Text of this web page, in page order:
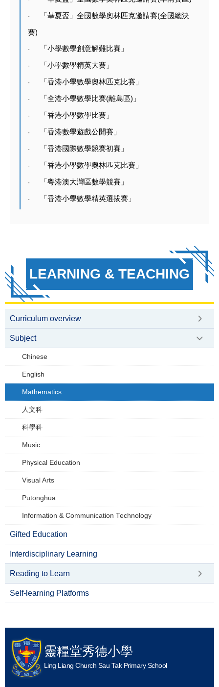
· 「華夏盃」全國數學奧林匹克邀請賽(全國總決
賽)
· 「小學數學創意解難比賽」
· 「小學數學精英大賽」
· 「香港小學數學奧林匹克比賽」
· 「全港小學數學比賽(離島區) 」
· 「香港小學數學比賽」
· 「香港數學遊戲公開賽」
· 「香港國際數學競賽初賽」
· 「香港小學數學奧林匹克比賽」
· 「粵港澳大灣區數學競賽」
· 「香港小學數學精英選拔賽」
LEARNING & TEACHING
Curriculum overview
Subject
Chinese
English
Mathematics
人文科
科學科
Music
Physical Education
Visual Arts
Putonghua
Information & Communication Technology
Gifted Education
Interdisciplinary Learning
Reading to Learn
Self-learning Platforms
靈糧堂秀德小學
Ling Liang Church Sau Tak Primary School